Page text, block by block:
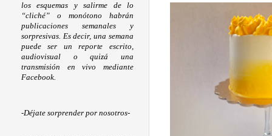
los esquemas y salirme de lo
“cliché” o monótono habrán
publicaciones semanales y
sorpresivas. Es decir, una semana
puede ser un reporte escrito,
audiovisual o quizá una
transmisión en vivo mediante
Facebook.
-Déjate sorprender por nosotros-